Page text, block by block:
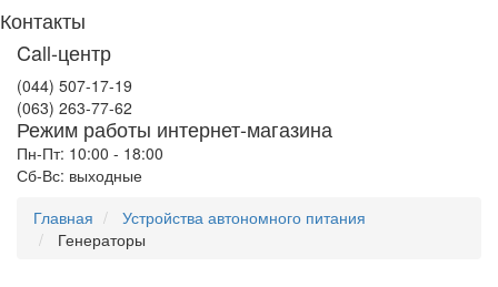
Контакты
Call-центр
(044) 507-17-19
(063) 263-77-62
Режим работы интернет-магазина
Пн-Пт: 10:00 - 18:00
Сб-Вс: выходные
Главная
Устройства автономного питания
Генераторы